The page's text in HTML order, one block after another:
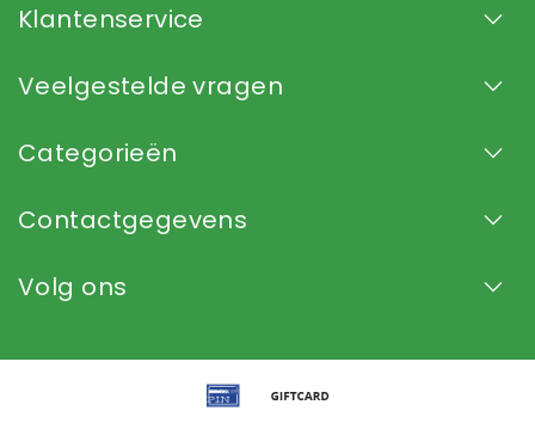
Klantenservice
Veelgestelde vragen
Categorieën
Contactgegevens
Volg ons